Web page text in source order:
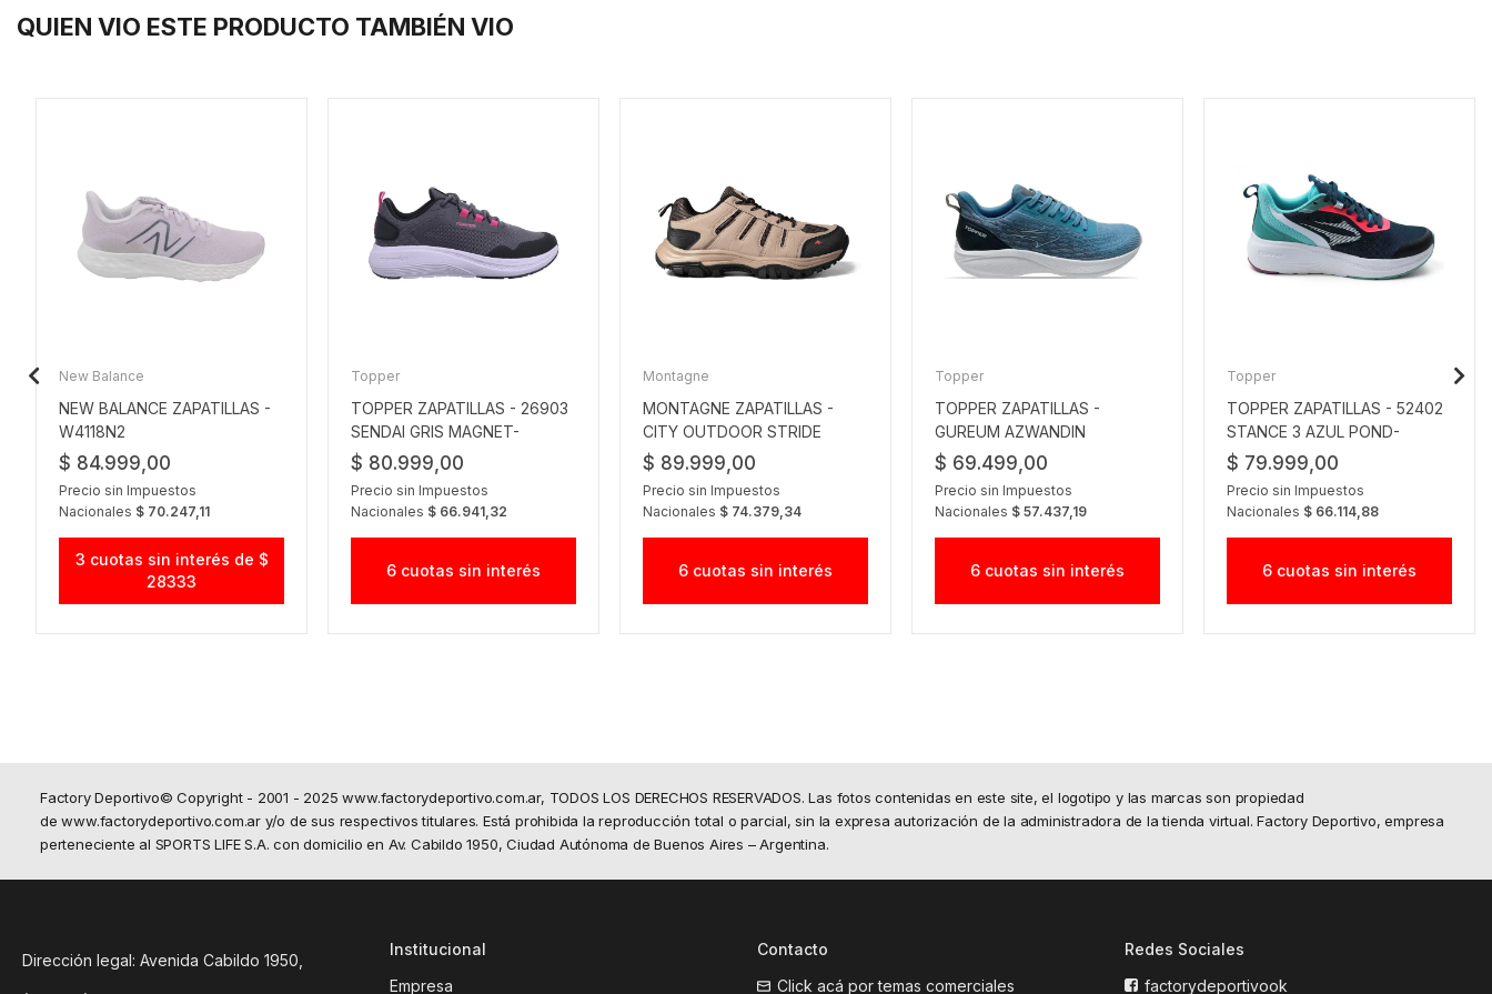
QUIEN VIO ESTE PRODUCTO TAMBIÉN VIO
New Balance
NEW BALANCE ZAPATILLAS -
W4118N2
$ 84.999,00
Precio sin Impuestos
Nacionales $ 70.247,11
3 cuotas sin interés de $
28333
Topper
TOPPER ZAPATILLAS - 26903
SENDAI GRIS MAGNET-
NEGRO-ROSA
$ 80.999,00
Precio sin Impuestos
Nacionales $ 66.941,32
6 cuotas sin interés
Montagne
MONTAGNE ZAPATILLAS -
CITY OUTDOOR STRIDE
TAUPE
$ 89.999,00
Precio sin Impuestos
Nacionales $ 74.379,34
6 cuotas sin interés
Topper
TOPPER ZAPATILLAS -
GUREUM AZWANDIN
$ 69.499,00
Precio sin Impuestos
Nacionales $ 57.437,19
6 cuotas sin interés
Topper
TOPPER ZAPATILLAS - 52402
STANCE 3 AZUL POND-
CELESTE
$ 79.999,00
Precio sin Impuestos
Nacionales $ 66.114,88
6 cuotas sin interés
Factory Deportivo© Copyright - 2001 - 2025 www.factorydeportivo.com.ar, TODOS LOS DERECHOS RESERVADOS. Las fotos contenidas en este site, el logotipo y las marcas son propiedad
de www.factorydeportivo.com.ar y/o de sus respectivos titulares. Está prohibida la reproducción total o parcial, sin la expresa autorización de la administradora de la tienda virtual. Factory Deportivo, empresa
perteneciente al SPORTS LIFE S.A. con domicilio en Av. Cabildo 1950, Ciudad Autónoma de Buenos Aires – Argentina.
Dirección legal: Avenida Cabildo 1950,
Institucional
Empresa
Contacto
Click acá por temas comerciales
Redes Sociales
factorydeportivook